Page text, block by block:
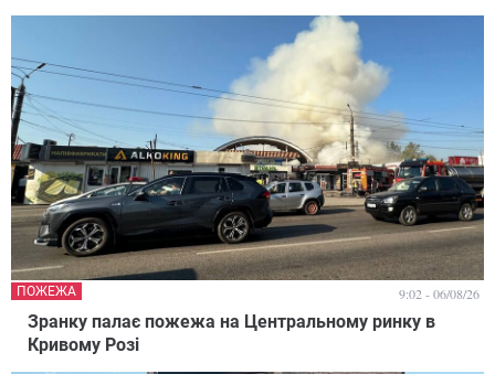
Зранку палає пожежа на Центральному ринку в
Кривому Розі
ПОЖЕЖА 9:02 - 06/08/26